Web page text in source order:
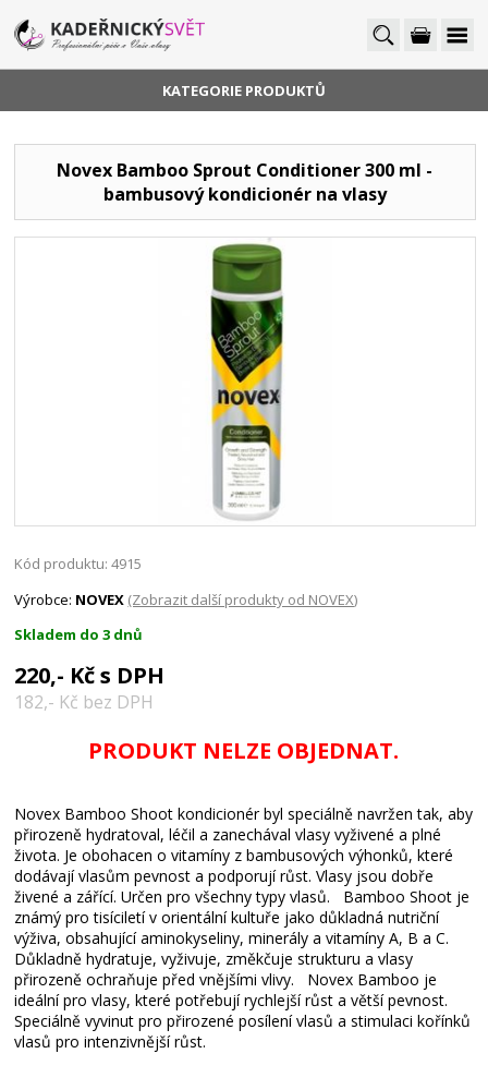
KATEGORIE PRODUKTŮ
Novex Bamboo Sprout Conditioner 300 ml -
bambusový kondicionér na vlasy
Kód produktu: 4915
Výrobce: NOVEX (Zobrazit další produkty od NOVEX)
Skladem do 3 dnů
220,- Kč s DPH
182,- Kč bez DPH
PRODUKT NELZE OBJEDNAT.
Novex Bamboo Shoot kondicionér byl speciálně navržen tak, aby
přirozeně hydratoval, léčil a zanechával vlasy vyživené a plné
života. Je obohacen o vitamíny z bambusových výhonků, které
dodávají vlasům pevnost a podporují růst. Vlasy jsou dobře
živené a zářící. Určen pro všechny typy vlasů. Bamboo Shoot je
známý pro tisíciletí v orientální kultuře jako důkladná nutriční
výživa, obsahující aminokyseliny, minerály a vitamíny A, B a C.
Důkladně hydratuje, vyživuje, změkčuje strukturu a vlasy
přirozeně ochraňuje před vnějšími vlivy. Novex Bamboo je
ideální pro vlasy, které potřebují rychlejší růst a větší pevnost.
Speciálně vyvinut pro přirozené posílení vlasů a stimulaci kořínků
vlasů pro intenzivnější růst.